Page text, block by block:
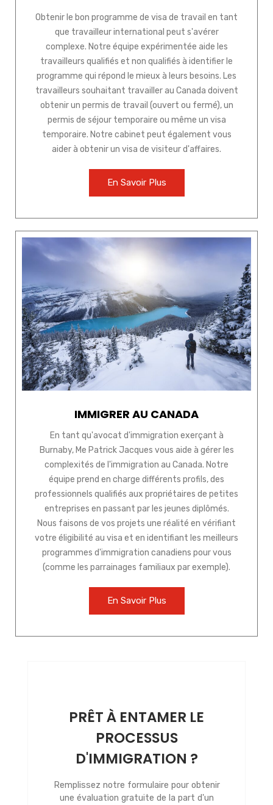
Obtenir le bon programme de visa de travail en tant
que travailleur international peut s'avérer
complexe. Notre équipe expérimentée aide les
travailleurs qualifiés et non qualifiés à identifier le
programme qui répond le mieux à leurs besoins. Les
travailleurs souhaitant travailler au Canada doivent
obtenir un permis de travail (ouvert ou fermé), un
permis de séjour temporaire ou même un visa
temporaire. Notre cabinet peut également vous
aider à obtenir un visa de visiteur d'affaires.
En Savoir Plus
IMMIGRER AU CANADA
En tant qu'avocat d'immigration exerçant à
Burnaby, Me Patrick Jacques vous aide à gérer les
complexités de l'immigration au Canada. Notre
équipe prend en charge différents profils, des
professionnels qualifiés aux propriétaires de petites
entreprises en passant par les jeunes diplômés.
Nous faisons de vos projets une réalité en vérifiant
votre éligibilité au visa et en identifiant les meilleurs
programmes d'immigration canadiens pour vous
(comme les parrainages familiaux par exemple).
En Savoir Plus
PRÊT À ENTAMER LE
PROCESSUS
D'IMMIGRATION ?
Remplissez notre formulaire pour obtenir
une évaluation gratuite de la part d'un